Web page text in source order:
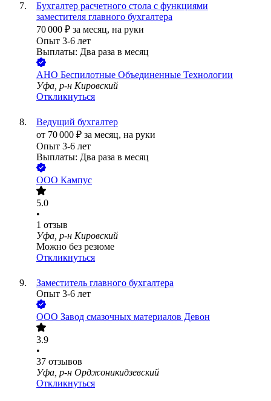
Бухгалтер расчетного стола с функциями
заместителя главного бухгалтера
70 000 ₽ за месяц, на руки
Опыт 3-6 лет
Выплаты: Два раза в месяц
АНО Беспилотные Объединенные Технологии
Уфа, р-н Кировский
Откликнуться
Ведущий бухгалтер
от 70 000 ₽ за месяц, на руки
Опыт 3-6 лет
Выплаты: Два раза в месяц
ООО Кампус
5.0
•
1 отзыв
Уфа, р-н Кировский
Можно без резюме
Откликнуться
Заместитель главного бухгалтера
Опыт 3-6 лет
ООО Завод смазочных материалов Девон
3.9
•
37 отзывов
Уфа, р-н Орджоникидзевский
Откликнуться